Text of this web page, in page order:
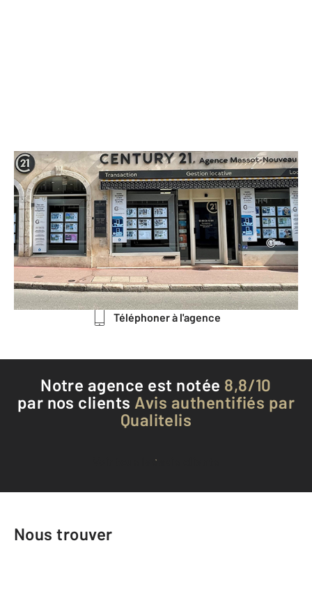
CENTURY 21 Agence Massot-
Nouveau
11-13 rue du Faubourg Madeleine
BEAUNE - 21200
Envoyer un message
Téléphoner à l'agence
Notre agence est notée 8,8/10
par nos clients Avis authentifiés par
Qualitelis
Voir tous les avis clients
Nous trouver